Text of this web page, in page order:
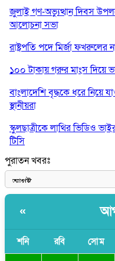
জুলাই গণ-অভ্যুত্থান দিবস
আলোচনা সভা
রাষ্ট্রপতি পদে মির্জা ফখরুলের
১০০ টাকায় গরুর মাংস দিয়ে
বাংলাদেশি বৃদ্ধকে ধরে
স্থানীয়রা
স্কুলছাত্রীকে লাথির ভিডিও
টিসি
মন্ত্রীদের বেতন হওয়া উচিত
রাষ্ট্রপতি পদে প্রস্তাব পাননি
আধা কিলোমিটারের কাজ
পুরাতন খবরঃ
«
শনি রবি সোম